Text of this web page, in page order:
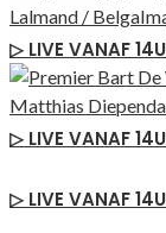
▷ LIVE VANAF
▷ LIVE VANAF
▷ LIVE VANAF